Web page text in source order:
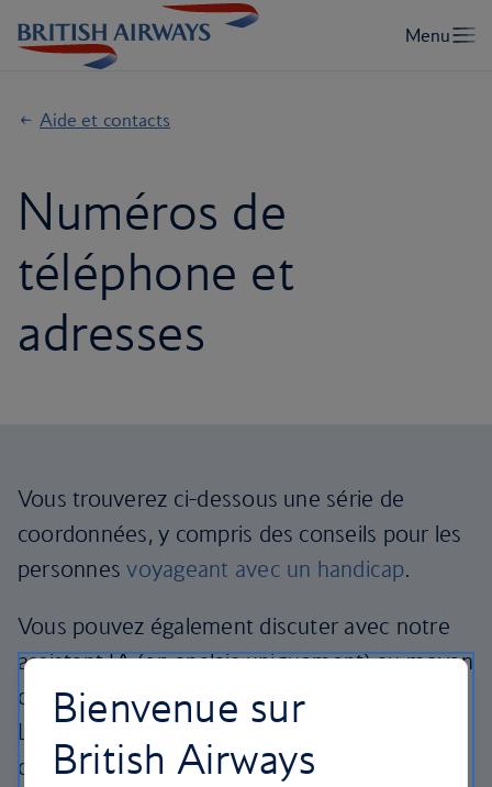
Aide et contacts
Numéros de
téléphone et
adresses
Vous trouverez ci-dessous une série de
coordonnées, y compris des conseils pour les
personnesvoyageant avec un handicap.
Vous pouvez également discuter avec notre
assistant IA (en anglais uniquement) au moyen
de l'icône qui se trouve au bas de votre écran.
L'assistant peut répondre à des questions
d'ordre général sur les voyages ou vous
Bienvenue sur
British Airways